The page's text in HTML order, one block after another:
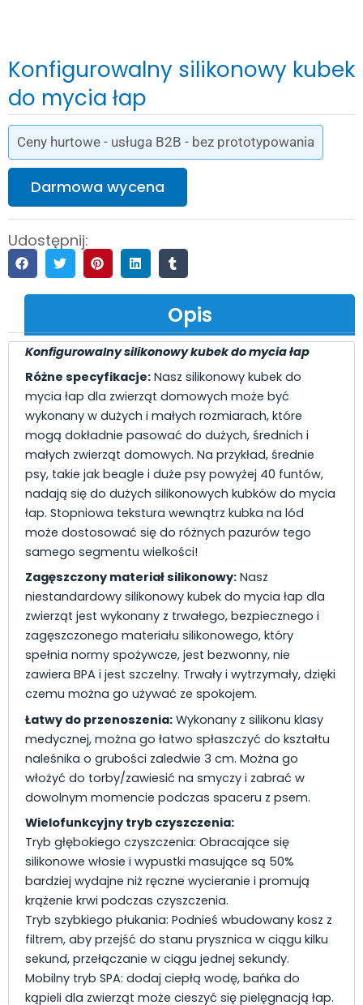
Konfigurowalny silikonowy kubek
do mycia łap
Ceny hurtowe - usługa B2B - bez prototypowania
Darmowa wycena
Udostępnij:
Opis
Konfigurowalny silikonowy kubek do mycia łap
Różne specyfikacje: Nasz silikonowy kubek do
mycia łap dla zwierząt domowych może być
wykonany w dużych i małych rozmiarach, które
mogą dokładnie pasować do dużych, średnich i
małych zwierząt domowych. Na przykład, średnie
psy, takie jak beagle i duże psy powyżej 40 funtów,
nadają się do dużych silikonowych kubków do mycia
łap. Stopniowa tekstura wewnątrz kubka na lód
może dostosować się do różnych pazurów tego
samego segmentu wielkości!
Zagęszczony materiał silikonowy: Nasz
niestandardowy silikonowy kubek do mycia łap dla
zwierząt jest wykonany z trwałego, bezpiecznego i
zagęszczonego materiału silikonowego, który
spełnia normy spożywcze, jest bezwonny, nie
zawiera BPA i jest szczelny. Trwały i wytrzymały, dzięki
czemu można go używać ze spokojem.
Łatwy do przenoszenia: Wykonany z silikonu klasy
medycznej, można go łatwo spłaszczyć do kształtu
naleśnika o grubości zaledwie 3 cm. Można go
włożyć do torby/zawiesić na smyczy i zabrać w
dowolnym momencie podczas spaceru z psem.
Wielofunkcyjny tryb czyszczenia:
Tryb głębokiego czyszczenia: Obracające się
silikonowe włosie i wypustki masujące są 50%
bardziej wydajne niż ręczne wycieranie i promują
krążenie krwi podczas czyszczenia.
Tryb szybkiego płukania: Podnieś wbudowany kosz z
filtrem, aby przejść do stanu prysznica w ciągu kilku
sekund, przełączanie w ciągu jednej sekundy.
Mobilny tryb SPA: dodaj ciepłą wodę, bańka do
kąpieli dla zwierząt może cieszyć się pielęgnacją łap.